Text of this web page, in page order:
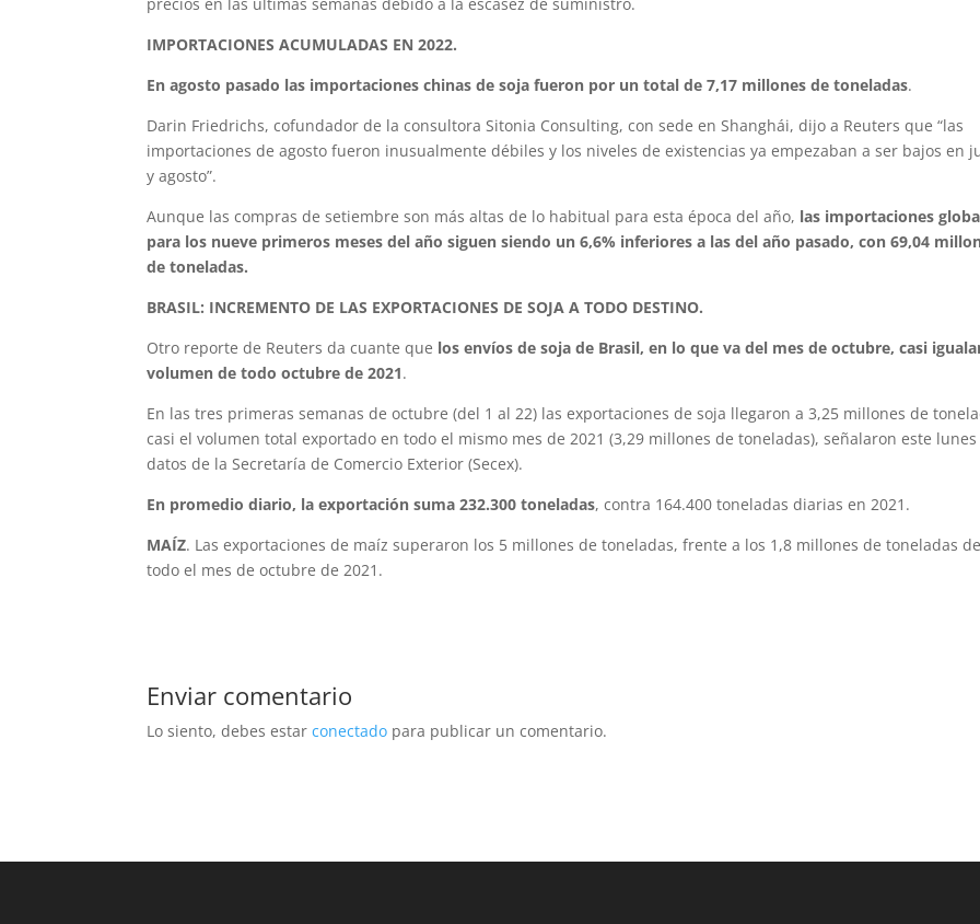
precios en las últimas semanas debido a la escasez de suministro.
IMPORTACIONES ACUMULADAS EN 2022.
En agosto pasado las importaciones chinas de soja fueron por un total de 7,17 millones de toneladas.
Darin Friedrichs, cofundador de la consultora Sitonia Consulting, con sede en Shanghái, dijo a Reuters que “las
importaciones de agosto fueron inusualmente débiles y los niveles de existencias ya empezaban a ser bajos en
y agosto”.
Aunque las compras de setiembre son más altas de lo habitual para esta época del año, las importaciones
para los nueve primeros meses del año siguen siendo un 6,6% inferiores a las del año pasado, con 69,04
de toneladas.
BRASIL: INCREMENTO DE LAS EXPORTACIONES DE SOJA A TODO DESTINO.
Otro reporte de Reuters da cuante que los envíos de soja de Brasil, en lo que va del mes de octubre, casi
volumen de todo octubre de 2021.
En las tres primeras semanas de octubre (del 1 al 22) las exportaciones de soja llegaron a 3,25 millones de
casi el volumen total exportado en todo el mismo mes de 2021 (3,29 millones de toneladas), señalaron este lunes
datos de la Secretaría de Comercio Exterior (Secex).
En promedio diario, la exportación suma 232.300 toneladas, contra 164.400 toneladas diarias en 2021.
MAÍZ. Las exportaciones de maíz superaron los 5 millones de toneladas, frente a los 1,8 millones de toneladas
todo el mes de octubre de 2021.
Enviar comentario
Lo siento, debes estarconectado para publicar un comentario.